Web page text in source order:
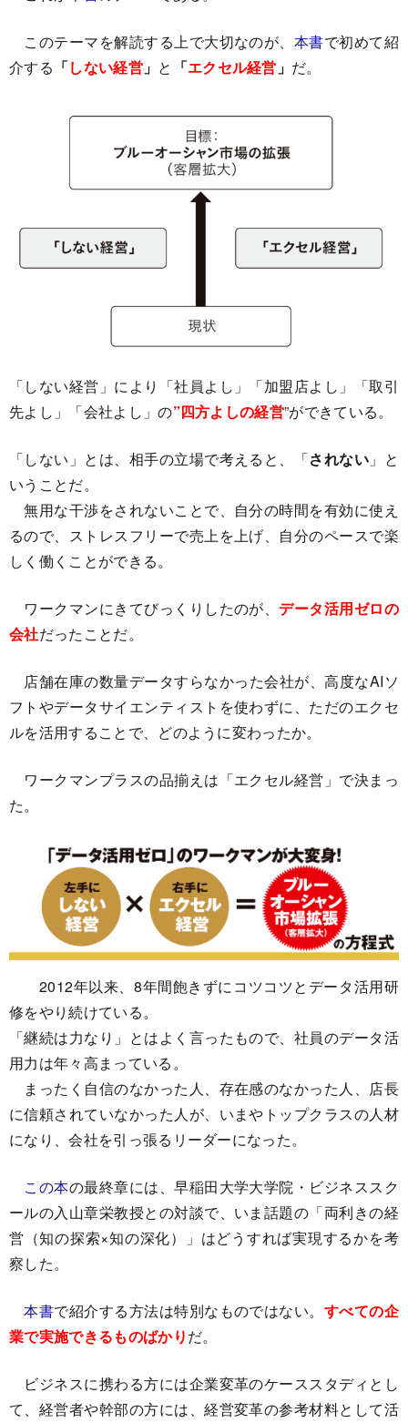
このテーマを解読する上で大切なのが、 本書で初めて紹
介する 「しない経営」 と 「エクセル経営 」 だ。
「しない経営」により「社員よし」「加盟店よし」「取引
先よし」「会社よし」の”四方よしの経営”ができている。
「しない」とは、相手の立場で考えると、「されない 」と
いうことだ。
無用な干渉をされないことで、自分の時間を有効に使え
るので、ストレスフリーで売上を上げ、自分のペースで楽
しく働くことができる。
ワークマンにきてびっくりしたのが、データ活用ゼロの
会社だったことだ。
店舗在庫の数量データすらなかった会社が、高度なAIソ
フトやデータサイエンティストを使わずに、ただのエクセ
ルを活用することで、どのように変わったか。
ワークマンプラスの品揃えは「エクセル経営」で決まっ
た。
2012年以来、8年間飽きずにコツコツとデータ活用研
修をやり続けている。
「継続は力なり」とはよく言ったもので、社員のデータ活
用力は年々高まっている。
まったく自信のなかった人、存在感のなかった人、店長
に信頼されていなかった人が、いまやトップクラスの人材
になり、会社を引っ張るリーダーになった。
この本の最終章には、早稲田大学大学院・ビジネススク
ールの入山章栄教授との対談で、いま話題の「両利きの経
営（知の探索×知の深化）」はどうすれば実現するかを考
察した。
本書で紹介する方法は特別なものではない。 すべての企
業で実施できるものばかりだ。
ビジネスに携わる方には企業変革のケーススタディとし
て、経営者や幹部の方には、経営変革の参考材料として活